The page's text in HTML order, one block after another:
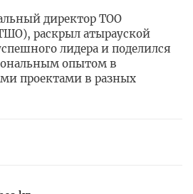
директор ТОО
раскрыл атырауской
лидера и поделился
опытом в
проектами в разных